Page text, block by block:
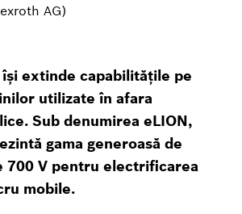
AG)
extinde capabilitățile pe
utilizate în afara
Sub denumirea eLION,
gama generoasă de
700 V pentru electrificarea
mobile.